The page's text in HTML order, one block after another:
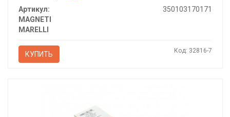
Артикул:
350103170171
MAGNETI
MARELLI
КУПИТЬ Код: 32816-7